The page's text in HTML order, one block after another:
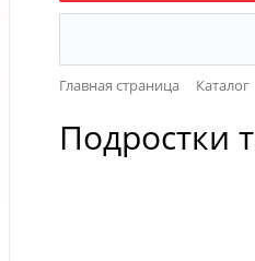
Главная страница Каталог
Подростки